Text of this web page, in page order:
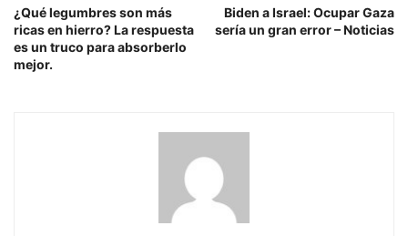
¿Qué legumbres son más
ricas en hierro? La respuesta
es un truco para absorberlo
mejor.
Biden a Israel: Ocupar Gaza
sería un gran error – Noticias